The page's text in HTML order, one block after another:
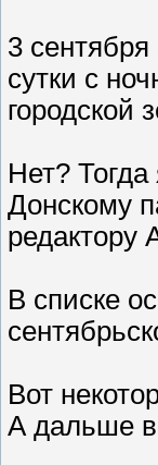
3
сутки с
городской
Нет?
Донскому
редактору
В списке
Вот
А дальше